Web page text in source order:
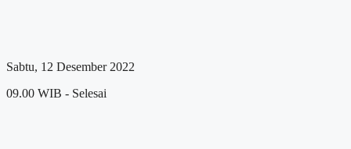
Sabtu, 12 Desember 2022
09.00 WIB - Selesai